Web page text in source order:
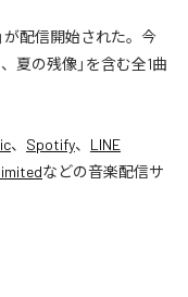
が配信開始された。今
夏の残像」を含む全1曲
、 Spotify、 LINE
などの音楽配信サ